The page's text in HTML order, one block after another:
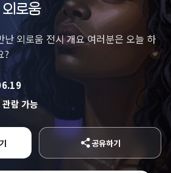
로움
난 외로움 전시 개요 여러분은 오늘 하
?
람 가능
공유하기